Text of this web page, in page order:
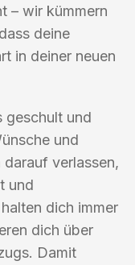
– wir kümmern
deine
in deiner neuen
geschult und
und
verlassen,
und
dich immer
dich über
Damit